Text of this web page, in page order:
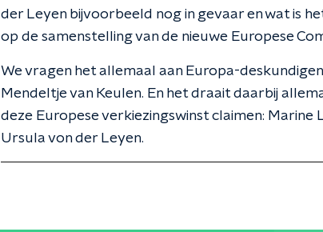
der Leyen bijvoorbeeld nog in gevaar en wat is
op de samenstelling van de nieuwe Europese
We vragen het allemaal aan Europa-
Mendeltje van Keulen. En het draait daarbij
deze Europese verkiezingswinst claimen: Marine
Ursula von der Leyen.